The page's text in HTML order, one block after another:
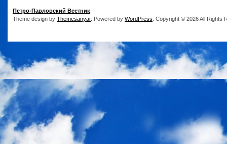
Петро-Павловский Вестник
Theme design by Themesanyar. Powered by WordPress . Copyright © 2026 All Rights